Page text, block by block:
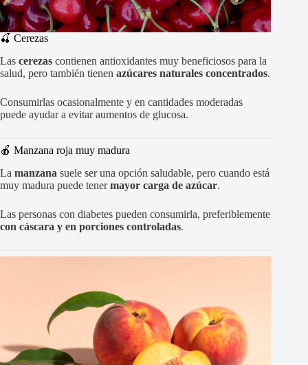
🍒 Cerezas
Las cerezas contienen antioxidantes muy beneficiosos para la
salud, pero también tienen azúcares naturales concentrados.
Consumirlas ocasionalmente y en cantidades moderadas
puede ayudar a evitar aumentos de glucosa.
🍎 Manzana roja muy madura
La manzana suele ser una opción saludable, pero cuando está
muy madura puede tenermayor carga de azúcar.
Las personas con diabetes pueden consumirla, preferiblemente
con cáscara y en porciones controladas.